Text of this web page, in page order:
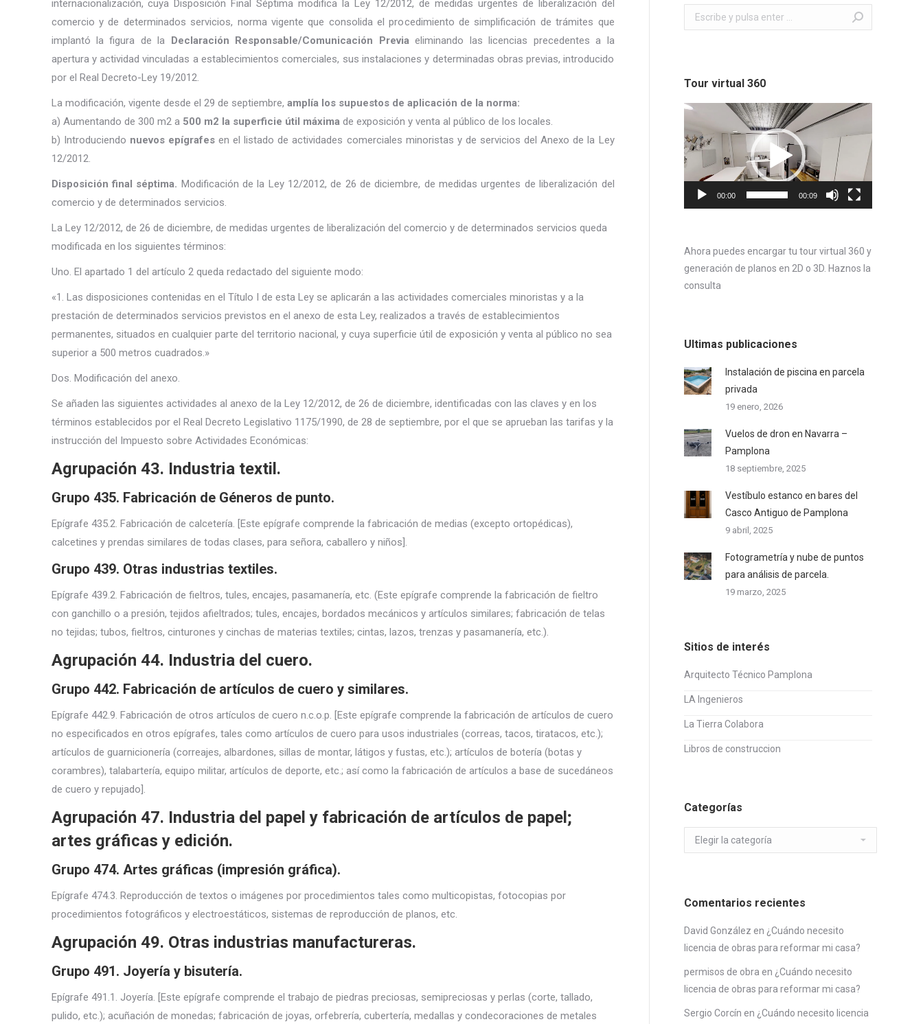
internacionalización, cuya Disposición Final Séptima modifica la Ley 12/2012, de medidas urgentes de liberalización del
comercio y de determinados servicios, norma vigente que consolida el procedimiento de simplificación de trámites que
implantó la figura de la Declaración Responsable/Comunicación Previaeliminando las licencias precedentes a la
apertura y actividad vinculadas a establecimientos comerciales, sus instalaciones y determinadas obras previas, introducido
por el Real Decreto-Ley 19/2012.
La modificación, vigente desde el 29 de septiembre, amplía los supuestos de aplicación de la norma:
a) Aumentando de 300 m2 a 500 m2 la superficie útil máximade exposición y venta al público de los locales.
b) Introduciendo nuevos epígrafesen el listado de actividades comerciales minoristas y de servicios del Anexo de la Ley
12/2012.
Disposición final séptima. Modificación de la Ley 12/2012, de 26 de diciembre, de medidas urgentes de liberalización del
comercio y de determinados servicios.
La Ley 12/2012, de 26 de diciembre, de medidas urgentes de liberalización del comercio y de determinados servicios queda
modificada en los siguientes términos:
Uno. El apartado 1 del artículo 2 queda redactado del siguiente modo:
«1. Las disposiciones contenidas en el Título I de esta Ley se aplicarán a las actividades comerciales minoristas y a la
prestación de determinados servicios previstos en el anexo de esta Ley, realizados a través de establecimientos
permanentes, situados en cualquier parte del territorio nacional, y cuya superficie útil de exposición y venta al público no sea
superior a 500 metros cuadrados.»
Dos. Modificación del anexo.
Se añaden las siguientes actividades al anexo de la Ley 12/2012, de 26 de diciembre, identificadas con las claves y en los
términos establecidos por el Real Decreto Legislativo 1175/1990, de 28 de septiembre, por el que se aprueban las tarifas y la
instrucción del Impuesto sobre Actividades Económicas:
Agrupación 43. Industria textil.
Grupo 435. Fabricación de Géneros de punto.
Epígrafe 435.2. Fabricación de calcetería. [Este epígrafe comprende la fabricación de medias (excepto ortopédicas),
calcetines y prendas similares de todas clases, para señora, caballero y niños].
Grupo 439. Otras industrias textiles.
Epígrafe 439.2. Fabricación de fieltros, tules, encajes, pasamanería, etc. (Este epígrafe comprende la fabricación de fieltro
con ganchillo o a presión, tejidos afieltrados; tules, encajes, bordados mecánicos y artículos similares; fabricación de telas
no tejidas; tubos, fieltros, cinturones y cinchas de materias textiles; cintas, lazos, trenzas y pasamanería, etc.).
Agrupación 44. Industria del cuero.
Grupo 442. Fabricación de artículos de cuero y similares.
Epígrafe 442.9. Fabricación de otros artículos de cuero n.c.o.p. [Este epígrafe comprende la fabricación de artículos de cuero
no especificados en otros epígrafes, tales como artículos de cuero para usos industriales (correas, tacos, tiratacos, etc.);
artículos de guarnicionería (correajes, albardones, sillas de montar, látigos y fustas, etc.); artículos de botería (botas y
corambres), talabartería, equipo militar, artículos de deporte, etc.; así como la fabricación de artículos a base de sucedáneos
de cuero y repujado].
Agrupación 47. Industria del papel y fabricación de artículos de papel;
artes gráficas y edición.
Grupo 474. Artes gráficas (impresión gráfica).
Epígrafe 474.3. Reproducción de textos o imágenes por procedimientos tales como multicopistas, fotocopias por
procedimientos fotográficos y electroestáticos, sistemas de reproducción de planos, etc.
Agrupación 49. Otras industrias manufactureras.
Grupo 491. Joyería y bisutería.
Epígrafe 491.1. Joyería. [Este epígrafe comprende el trabajo de piedras preciosas, semipreciosas y perlas (corte, tallado,
pulido, etc.); acuñación de monedas; fabricación de joyas, orfebrería, cubertería, medallas y condecoraciones de metales
Buscar:
Tour virtual 360
Reproductor
vídeo
00:00 00:09
Ahora puedes encargar tu tour virtual 360 y
generación de planos en 2D o 3D. Haznos la
consulta
Ultimas publicaciones
Instalación de piscina en parcela
privada
19 enero, 2026
Vuelos de dron en Navarra –
Pamplona
18 septiembre, 2025
Vestíbulo estanco en bares del
Casco Antiguo de Pamplona
9 abril, 2025
Fotogrametría y nube de puntos
para análisis de parcela.
19 marzo, 2025
Sitios de interés
Arquitecto Técnico Pamplona
LA Ingenieros
La Tierra Colabora
Libros de construccion
Categorías
Categorías
Comentarios recientes
David González en ¿Cuándo necesito
licencia de obras para reformar mi casa?
permisos de obra en ¿Cuándo necesito
licencia de obras para reformar mi casa?
Sergio Corcín en ¿Cuándo necesito licencia